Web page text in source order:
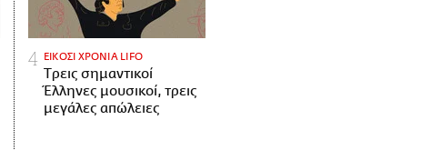
ΕΙΚΟΣΙ ΧΡΟΝΙΑ LIFO
Tρεις σημαντικοί
Έλληνες μουσικοί, τρεις
μεγάλες απώλειες